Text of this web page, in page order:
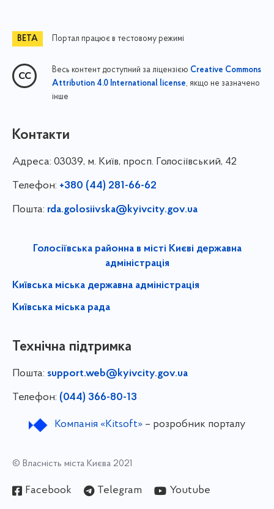
Портал працює в тестовому режимі
Весь контент доступний за ліцензією Creative Commons
Attribution 4.0 International license, якщо не зазначено
інше
Контакти
Адреса: 03039, м. Київ, просп. Голосіївський, 42
Телефон: +380 (44) 281-66-62
Пошта: rda.golosiivska@kyivcity.gov.ua
Голосіївська районна в місті Києві державна
адміністрація
Київська міська державна адміністрація
Київська міська рада
Технічна підтримка
Пошта: support.web@kyivcity.gov.ua
Телефон: (044) 366-80-13
Компанія «Kitsoft»– розробник порталу
© Власність міста Києва 2021
Facebook Telegram Youtube